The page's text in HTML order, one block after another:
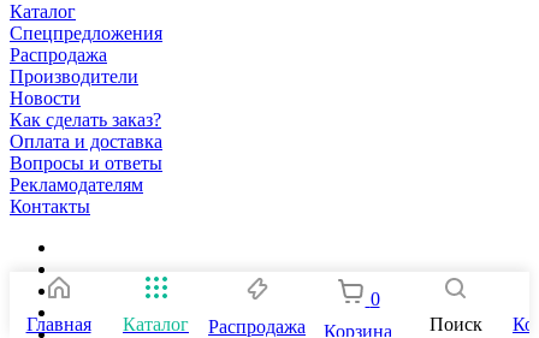
Каталог
Спецпредложения
Распродажа
Производители
Новости
Как сделать заказ?
Оплата и доставка
Вопросы и ответы
Рекламодателям
Контакты
Главная Каталог Распродажа
0
Корзина
Поиск